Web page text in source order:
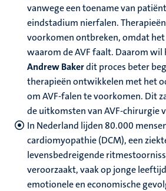
vanwege een toename van
eindstadium nierfalen.
voorkomen ontbreken, omdat
waarom de AVF faalt. Daarom wil
Andrew Bakerdit proces beter
therapieën ontwikkelen met het
om AVF-falen te voorkomen. Dit
de uitkomsten van AVF-chirurgie
In Nederland lijden 80.000
cardiomyopathie (DCM), een
levensbedreigende
veroorzaakt, vaak op jonge
emotionele en economische